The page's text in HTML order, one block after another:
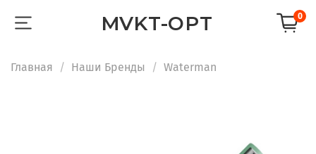
MVKT-OPT 0
Главная Наши Бренды Waterman